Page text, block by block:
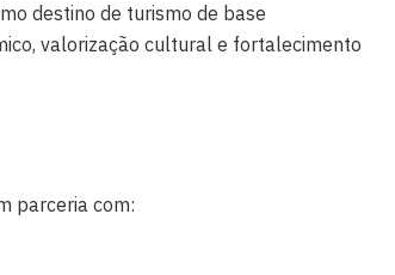
destino de turismo de base
valorização cultural e fortalecimento
parceria com: